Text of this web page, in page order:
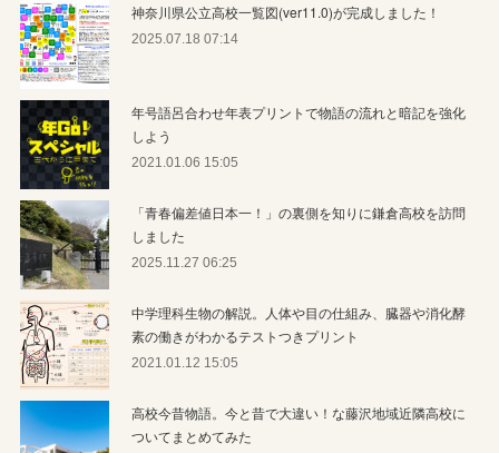
神奈川県公立高校一覧図(ver11.0)が完成しました！
2025.07.18 07:14
年号語呂合わせ年表プリントで物語の流れと暗記を強化
しよう
2021.01.06 15:05
「青春偏差値日本一！」の裏側を知りに鎌倉高校を訪問
しました
2025.11.27 06:25
中学理科生物の解説。人体や目の仕組み、臓器や消化酵
素の働きがわかるテストつきプリント
2021.01.12 15:05
高校今昔物語。今と昔で大違い！な藤沢地域近隣高校に
ついてまとめてみた